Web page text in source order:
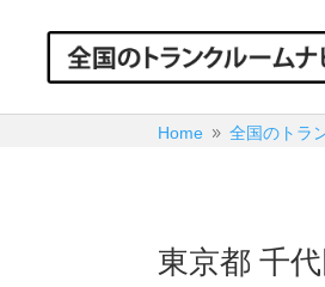
Home 9 全国のトラ
東京都 千